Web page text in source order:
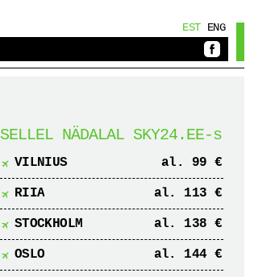
EST ENG
SELLEL NÄDALAL SKY24.EE-s
VILNIUS al. 99 €
RIIA al. 113 €
STOCKHOLM al. 138 €
OSLO al. 144 €